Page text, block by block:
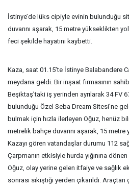
İstinye’de lüks cipiyle evinin bulunduğu
duvarını aşarak, 15 metre yükseklikten
feci şekilde hayatını kaybetti.
Kaza, saat 01.15’te İstinye Balabandere
meydana geldi. Bir inşaat firmasının
Beşiktaş’taki iş yerinden ayrılarak 34 FV
bulunduğu Özel Seba Dream Sitesi’ne
bulmak için hızla ilerleyen Oğuz, henüz
metrelik bahçe duvarını aşarak, 15
Kazayı gören vatandaşlar durumu 112
Çarpmanın etkisiyle hurda yığınına
Oğuz, olay yerine gelen itfaiye ve sağlık
sonrası sıkıştığı yerden çıkarıldı.